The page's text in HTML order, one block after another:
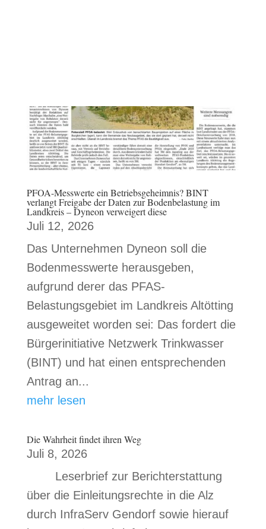
PFOA-Messwerte ein Betriebsgeheimnis? BINT
verlangt Freigabe der Daten zur Bodenbelastung im
Landkreis – Dyneon verweigert diese
Juli 12, 2026
Das Unternehmen Dyneon soll die
Bodenmesswerte herausgeben,
aufgrund derer das PFAS-
Belastungsgebiet im Landkreis Altötting
ausgeweitet worden sei: Das fordert die
Bürgerinitiative Netzwerk Trinkwasser
(BINT) und hat einen entsprechenden
Antrag an...
mehr lesen
Die Wahrheit findet ihren Weg
Juli 8, 2026
Leserbrief zur Berichterstattung
über die Einleitungsrechte in die Alz
durch InfraServ Gendorf sowie hierauf